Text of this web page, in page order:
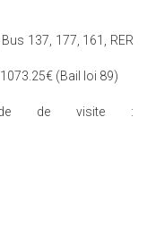
137, 177, 161, RER
(Bail loi 89)
de visite :